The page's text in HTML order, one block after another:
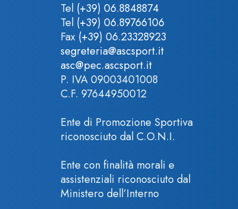
Tel (+39) 06.8848874
Tel (+39) 06.89766106
Fax (+39) 06.23328923
segreteria@ascsport.it
asc@pec.ascsport.it
P. IVA 09003401008
C.F. 97644950012
Ente di Promozione Sportiva
riconosciuto dal C.O.N.I.
Ente con finalità morali e
assistenziali riconosciuto dal
Ministero dell’Interno